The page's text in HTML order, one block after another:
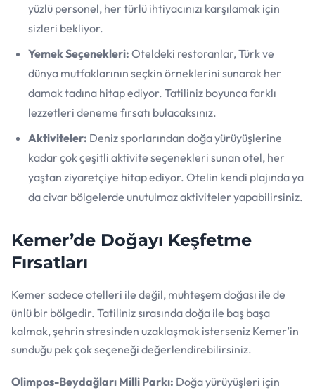
yüzlü personel, her türlü ihtiyacınızı karşılamak için
sizleri bekliyor.
Yemek Seçenekleri: Oteldeki restoranlar, Türk ve
dünya mutfaklarının seçkin örneklerini sunarak her
damak tadına hitap ediyor. Tatiliniz boyunca farklı
lezzetleri deneme fırsatı bulacaksınız.
Aktiviteler: Deniz sporlarından doğa yürüyüşlerine
kadar çok çeşitli aktivite seçenekleri sunan otel, her
yaştan ziyaretçiye hitap ediyor. Otelin kendi plajında ya
da civar bölgelerde unutulmaz aktiviteler yapabilirsiniz.
Kemer’de Doğayı Keşfetme
Fırsatları
Kemer sadece otelleri ile değil, muhteşem doğası ile de
ünlü bir bölgedir. Tatiliniz sırasında doğa ile baş başa
kalmak, şehrin stresinden uzaklaşmak isterseniz Kemer’in
sunduğu pek çok seçeneği değerlendirebilirsiniz.
Olimpos-Beydağları Milli Parkı: Doğa yürüyüşleri için